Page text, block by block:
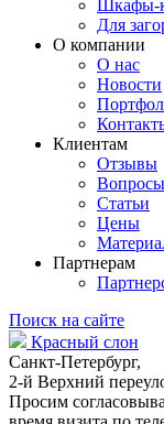
Шкафы-
Для
О компании
О нас
Новости
Клиентам
Отзывы
Вопросы
Статьи
Цены
Партнерам
Поиск на сайте
Красный слон
Санкт-Петербург,
2-й Верхний
Просим